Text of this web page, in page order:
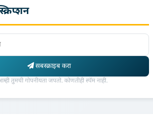
सबस्क्राइब करा
तुमची गोपनीयता जपतो. कोणतीही स्पॅम नाही.